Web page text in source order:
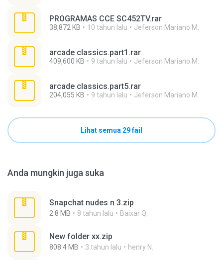
PROGRAMAS CCE SC452TV.rar
38,872 KB 10 tahun lalu Jeferson Mariano M.
arcade classics.part1.rar
409,600 KB 9 tahun lalu Jeferson Mariano M.
arcade classics.part5.rar
204,055 KB 9 tahun lalu Jeferson Mariano M.
Lihat semua 29 fail
Anda mungkin juga suka
Snapchat nudes n 3.zip
2.8 MB 8 tahun lalu Baixar Q.
New folder xx.zip
808.4 MB 3 tahun lalu henry N.